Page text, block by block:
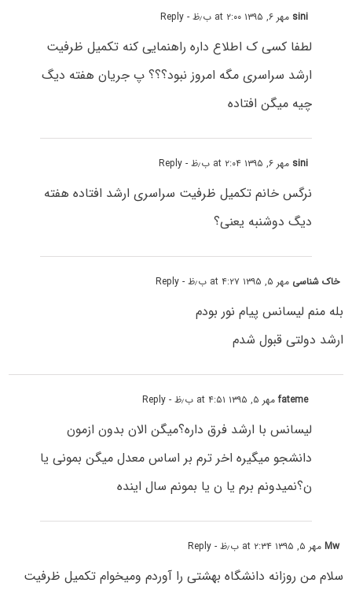
sini مهر ۶, ۱۳۹۵ at ۲:۰۰ ب٫ظ - Reply
لطفا کسی ک اطلاع داره راهنمایی کنه تکمیل ظرفیت
ارشد سراسری مگه امروز نبود؟؟؟ پ جریان هفته دیگ
چیه میگن افتاده
sini مهر ۶, ۱۳۹۵ at ۲:۰۴ ب٫ظ - Reply
نرگس خانم تکمیل ظرفیت سراسری ارشد افتاده هفته
دیگ دوشنبه یعنی؟
خاک شناسی مهر ۵, ۱۳۹۵ at ۴:۲۷ ب٫ظ - Reply
بله منم لیسانس پیام نور بودم
ارشد دولتی قبول شدم
fatemeمهر ۵, ۱۳۹۵ at ۴:۵۱ ب٫ظ - Reply
لیسانس با ارشد فرق داره؟میگن الان بدون ازمون
دانشجو میگیره اخر ترم بر اساس معدل میگن بمونی یا
ن؟نمیدونم برم یا ن یا بمونم سال اینده
Mwمهر ۵, ۱۳۹۵ at ۲:۳۴ ب٫ظ - Reply
سلام من روزانه دانشگاه بهشتی را آوردم ومیخوام تکمیل ظرفیت